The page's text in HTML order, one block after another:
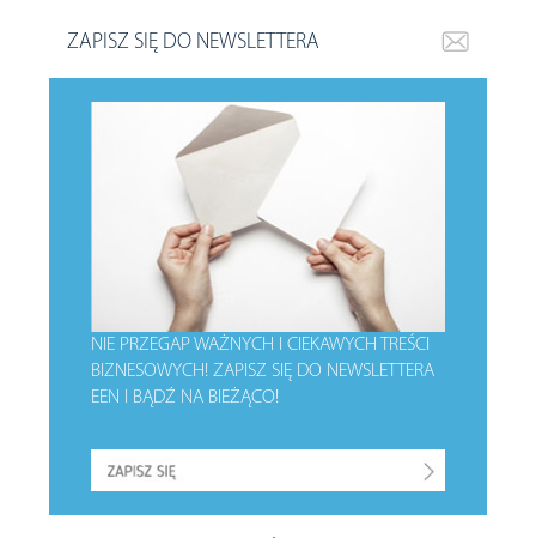
ZAPISZ SIĘ DO NEWSLETTERA
NIE PRZEGAP WAŻNYCH I CIEKAWYCH TREŚCI
BIZNESOWYCH!ZAPISZ SIĘ DO NEWSLETTERA
EEN I BĄDŹ NA BIEŻĄCO!